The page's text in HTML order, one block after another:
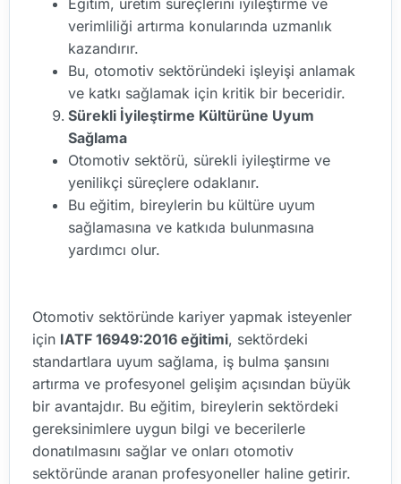
verimliliği artırma konularında uzmanlık
kazandırır.
Bu, otomotiv sektöründeki işleyişi anlamak
ve katkı sağlamak için kritik bir beceridir.
Sürekli İyileştirme Kültürüne Uyum
Sağlama
Otomotiv sektörü, sürekli iyileştirme ve
yenilikçi süreçlere odaklanır.
Bu eğitim, bireylerin bu kültüre uyum
sağlamasına ve katkıda bulunmasına
yardımcı olur.
Otomotiv sektöründe kariyer yapmak isteyenler
için IATF 16949:2016 eğitimi, sektördeki
standartlara uyum sağlama, iş bulma şansını
artırma ve profesyonel gelişim açısından büyük
bir avantajdır. Bu eğitim, bireylerin sektördeki
gereksinimlere uygun bilgi ve becerilerle
donatılmasını sağlar ve onları otomotiv
sektöründe aranan profesyoneller haline getirir.